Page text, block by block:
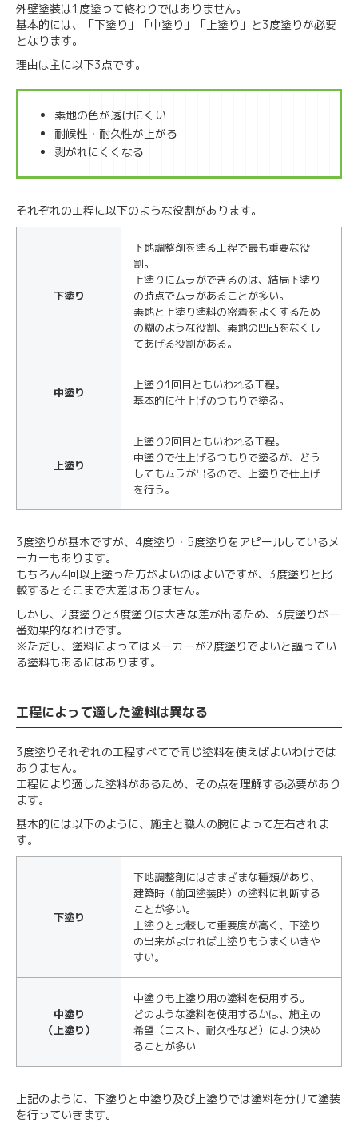
外壁塗装は1度塗って終わりではありません。
基本的には、「下塗り」「中塗り」「上塗り」と3度塗りが必要
となります。
理由は主に以下3点です。
素地の色が透けにくい
耐候性・耐久性が上がる
剥がれにくくなる
それぞれの工程に以下のような役割があります。
下塗り
下地調整剤を塗る工程で最も重要な役
割。
上塗りにムラができるのは、結局下塗り
の時点でムラがあることが多い。
素地と上塗り塗料の密着をよくするため
の糊のような役割、素地の凹凸をなくし
てあげる役割がある。
中塗り
上塗り1回目ともいわれる工程。
基本的に仕上げのつもりで塗る。
上塗り
上塗り2回目ともいわれる工程。
中塗りで仕上げるつもりで塗るが、どう
してもムラが出るので、上塗りで仕上げ
を行う。
3度塗りが基本ですが、4度塗り・5度塗りをアピールしているメ
ーカーもあります。
もちろん4回以上塗った方がよいのはよいですが、3度塗りと比
較するとそこまで大差はありません。
しかし、2度塗りと3度塗りは大きな差が出るため、3度塗りが一
番効果的なわけです。
※ただし、塗料によってはメーカーが2度塗りでよいと謳ってい
る塗料もあるにはあります。
工程によって適した塗料は異なる
3度塗りそれぞれの工程すべてで同じ塗料を使えばよいわけでは
ありません。
工程により適した塗料があるため、その点を理解する必要があり
ます。
基本的には以下のように、施主と職人の腕によって左右されま
す。
下塗り
下地調整剤にはさまざまな種類があり、
建築時（前回塗装時）の塗料に判断する
ことが多い。
上塗りと比較して重要度が高く、下塗り
の出来がよければ上塗りもうまくいきや
すい。
中塗り
（上塗り）
中塗りも上塗り用の塗料を使用する。
どのような塗料を使用するかは、施主の
希望（コスト、耐久性など）により決め
ることが多い
上記のように、下塗りと中塗り及び上塗りでは塗料を分けて塗装
を行っていきます。